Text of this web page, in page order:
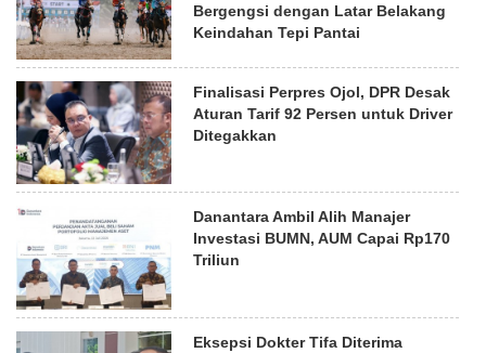
Bergengsi dengan Latar Belakang
Keindahan Tepi Pantai
Finalisasi Perpres Ojol, DPR Desak
Aturan Tarif 92 Persen untuk Driver
Ditegakkan
Danantara Ambil Alih Manajer
Investasi BUMN, AUM Capai Rp170
Triliun
Eksepsi Dokter Tifa Diterima